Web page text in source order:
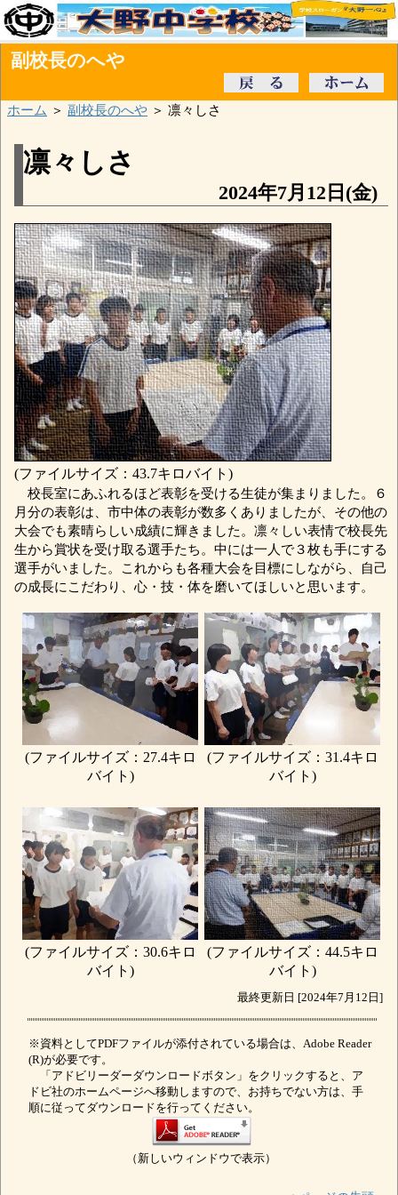
副校長のへや
ホーム ＞ 副校長のへや ＞ 凛々しさ
凛々しさ
2024年7月12日(金)
(ファイルサイズ：43.7キロバイト)
校長室にあふれるほど表彰を受ける生徒が集まりました。６
月分の表彰は、市中体の表彰が数多くありましたが、その他の
大会でも素晴らしい成績に輝きました。凛々しい表情で校長先
生から賞状を受け取る選手たち。中には一人で３枚も手にする
選手がいました。これからも各種大会を目標にしながら、自己
の成長にこだわり、心・技・体を磨いてほしいと思います。
(ファイルサイズ：27.4キロ
バイト)
(ファイルサイズ：31.4キロ
バイト)
(ファイルサイズ：30.6キロ
バイト)
(ファイルサイズ：44.5キロ
バイト)
最終更新日 [2024年7月12日]
※資料としてPDFファイルが添付されている場合は、Adobe Reader
(R)が必要です。
「アドビリーダーダウンロードボタン」をクリックすると、ア
ドビ社のホームページへ移動しますので、お持ちでない方は、手
順に従ってダウンロードを行ってください。
（新しいウィンドウで表示）